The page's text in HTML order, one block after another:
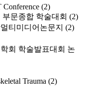
Conference (2)
문종합 학술대회 (2)
티미디어논문지 (2)
회 학술발표대회 논
Trauma (2)